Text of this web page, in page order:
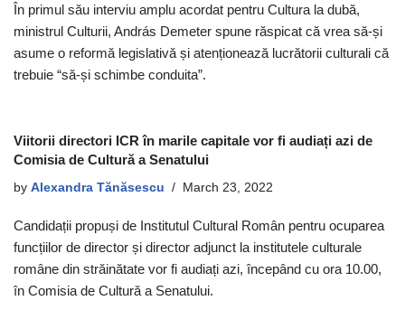
În primul său interviu amplu acordat pentru Cultura la dubă,
ministrul Culturii, András Demeter spune răspicat că vrea să-și
asume o reformă legislativă și atenționează lucrătorii culturali că
trebuie “să-și schimbe conduita”.
Viitorii directori ICR în marile capitale vor fi audiați azi de
Comisia de Cultură a Senatului
by Alexandra Tănăsescu March 23, 2022
Candidații propuși de Institutul Cultural Român pentru ocuparea
funcțiilor de director și director adjunct la institutele culturale
române din străinătate vor fi audiați azi, începând cu ora 10.00,
în Comisia de Cultură a Senatului.